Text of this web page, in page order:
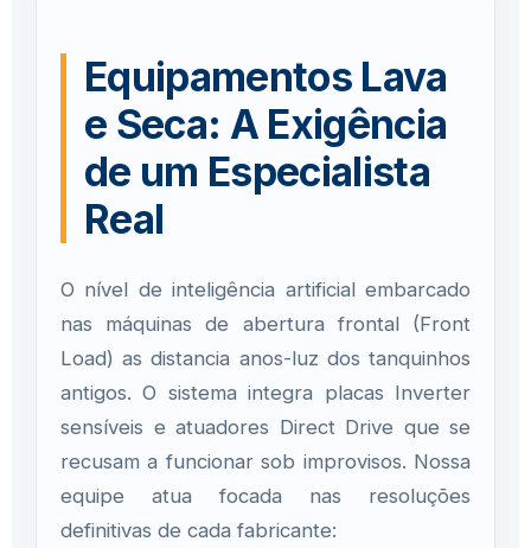
Equipamentos Lava
e Seca: A Exigência
de um Especialista
Real
O nível de inteligência artificial embarcado
nas máquinas de abertura frontal (Front
Load) as distancia anos-luz dos tanquinhos
antigos. O sistema integra placas Inverter
sensíveis e atuadores Direct Drive que se
recusam a funcionar sob improvisos. Nossa
equipe atua focada nas resoluções
definitivas de cada fabricante: